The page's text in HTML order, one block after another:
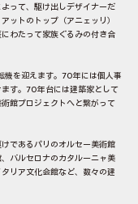
って、駆け出しデザイナーだ
ットのトップ（アニェッリ）
わたって家族ぐるみの付き合
機を迎えます。70年には個人事
す。70年台には建築家として
館プロジェクトへと繋がって
であるパリのオルセー美術館
バルセロナのカタルーニャ美
リア文化会館など、数々の建